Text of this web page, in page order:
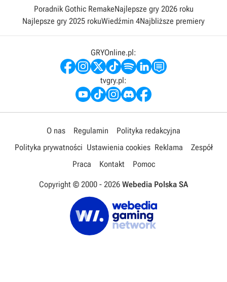
Poradnik Gothic RemakeNajlepsze gry 2026 roku
Najlepsze gry 2025 rokuWiedźmin 4Najbliższe premiery
GRYOnline.pl:
tvgry.pl:
O nas Regulamin
Polityka redakcyjna
Polityka prywatności Ustawienia cookies Reklama
Zespół
Praca
Kontakt Pomoc
Copyright © 2000 - 2026 Webedia Polska SA